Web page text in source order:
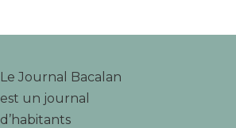
Le Journal Bacalan
est un journal
d’habitants